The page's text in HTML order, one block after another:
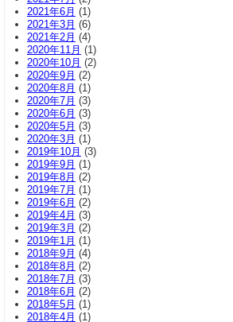
2021年6月 (1)
2021年3月 (6)
2021年2月 (4)
2020年11月 (1)
2020年10月 (2)
2020年9月 (2)
2020年8月 (1)
2020年7月 (3)
2020年6月 (3)
2020年5月 (3)
2020年3月 (1)
2019年10月 (3)
2019年9月 (1)
2019年8月 (2)
2019年7月 (1)
2019年6月 (2)
2019年4月 (3)
2019年3月 (2)
2019年1月 (1)
2018年9月 (4)
2018年8月 (2)
2018年7月 (3)
2018年6月 (2)
2018年5月 (1)
2018年4月 (1)